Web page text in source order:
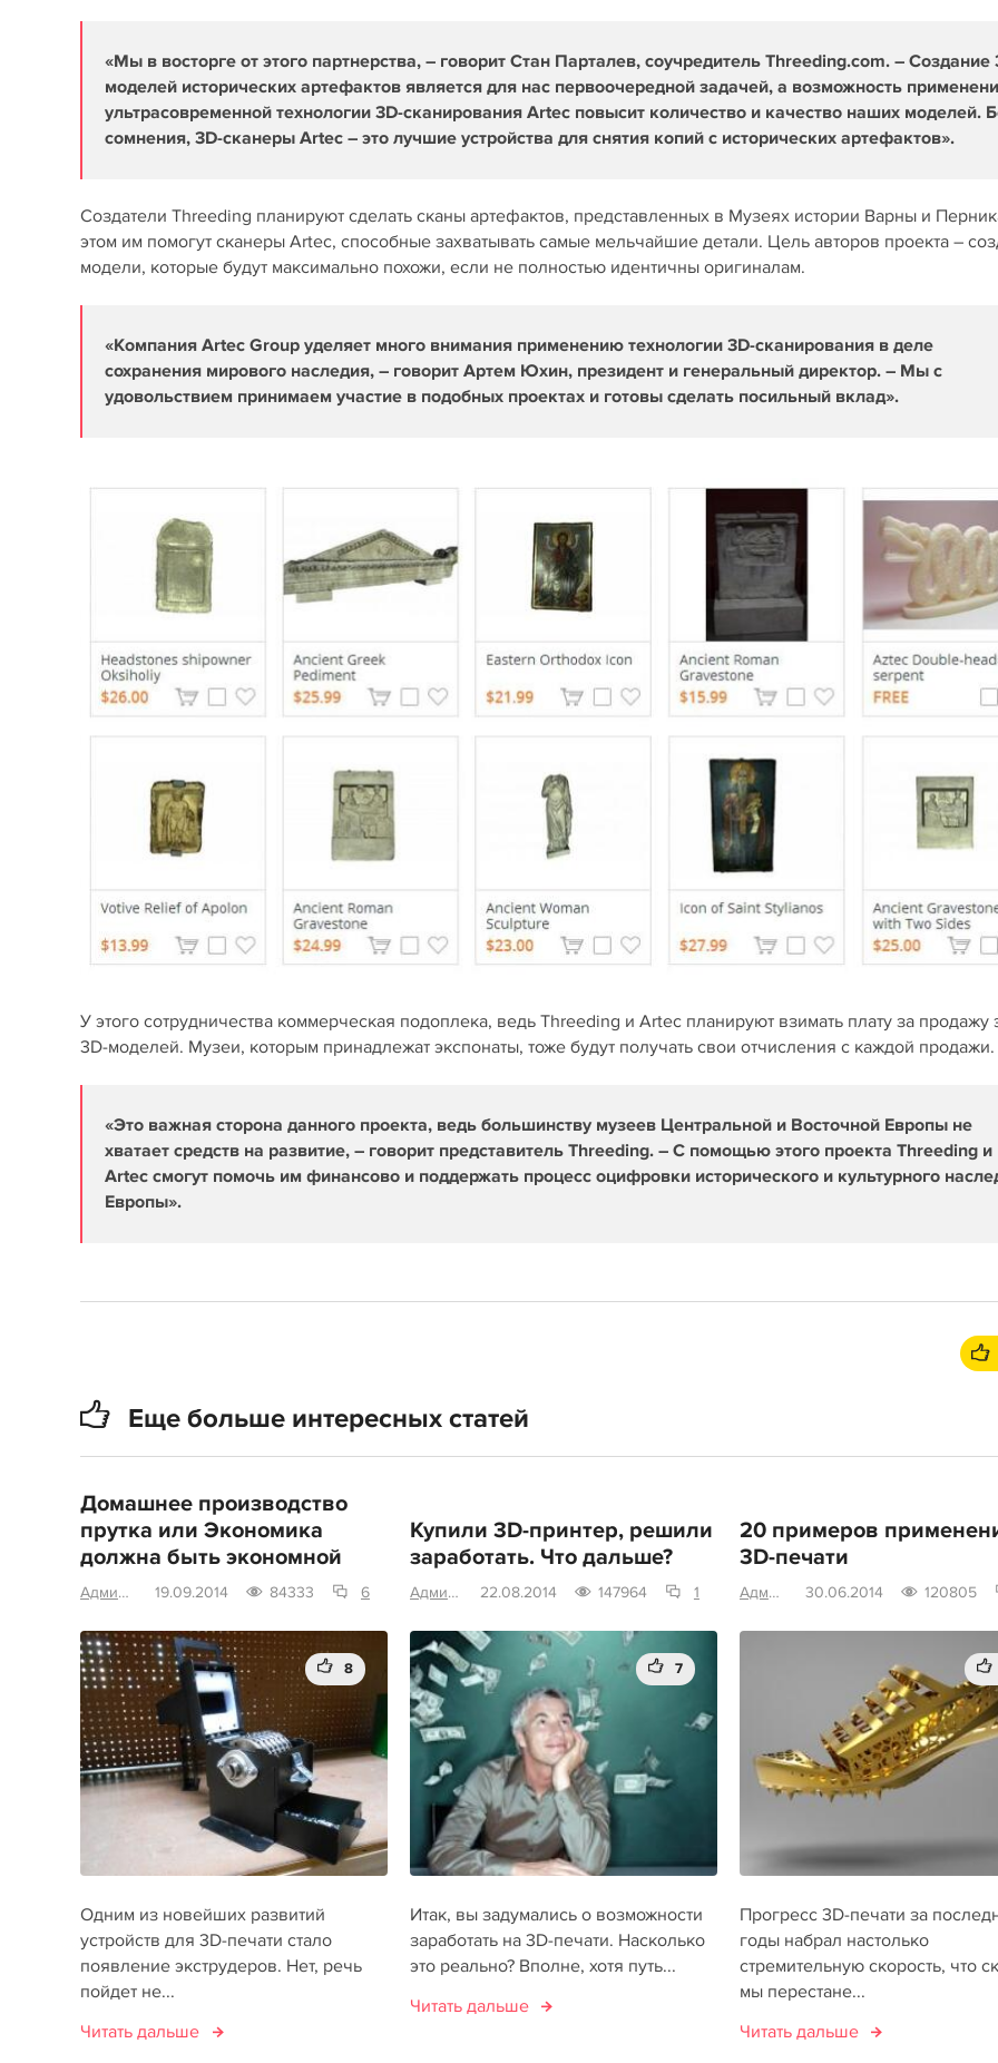
«Мы в восторге от этого партнерства, – говорит Стан Парталев, соучредитель Threeding.com. – Создание
моделей исторических артефактов является для нас первоочередной задачей, а возможность
ультрасовременной технологии 3D-сканирования Artec повысит количество и качество наших моделей.
сомнения, 3D-сканеры Artec – это лучшие устройства для снятия копий с исторических артефактов».
Создатели Threeding планируют сделать сканы артефактов, представленных в Музеях истории Варны и
этом им помогут сканеры Artec, способные захватывать самые мельчайшие детали. Цель авторов проекта –
модели, которые будут максимально похожи, если не полностью идентичны оригиналам.
«Компания Artec Group уделяет много внимания применению технологии 3D-сканирования в деле
сохранения мирового наследия, – говорит Артем Юхин, президент и генеральный директор. – Мы с
удовольствием принимаем участие в подобных проектах и готовы сделать посильный вклад».
У этого сотрудничества коммерческая подоплека, ведь Threeding и Artec планируют взимать плату за продажу
3D-моделей. Музеи, которым принадлежат экспонаты, тоже будут получать свои отчисления с каждой продажи.
«Это важная сторона данного проекта, ведь большинству музеев Центральной и Восточной Европы не
хватает средств на развитие, – говорит представитель Threeding. – С помощью этого проекта Threeding и
Artec смогут помочь им финансово и поддержать процесс оцифровки исторического и культурного
Европы».
Еще больше интересных статей
Домашнее производство
прутка или Экономика
должна быть экономной
Администратор 19.09.2014 84333 6
8
Одним из новейших развитий
устройств для 3D-печати стало
появление экструдеров. Нет, речь
пойдет не...
Читать дальше
Купили 3D-принтер, решили
заработать. Что дальше?
Администратор 22.08.2014 147964 1
7
Итак, вы задумались о возможности
заработать на 3D-печати. Насколько
это реально? Вполне, хотя путь...
Читать дальше
20 примеров
3D-печати
Администратор 30.06.2014 120805
Прогресс 3D-печати за
годы набрал настолько
стремительную скорость, что
мы перестане...
Читать дальше